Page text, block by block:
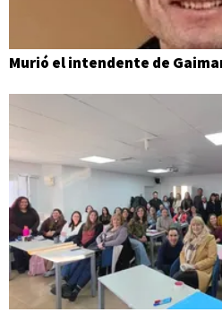
Murió el intendente de